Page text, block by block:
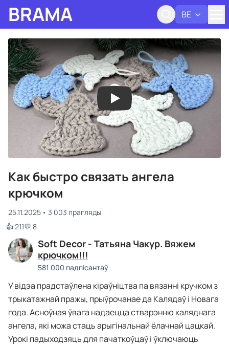
BRAMA BE
Как быстро связать ангела
крючком
25.11.2025
3 003 прагляды
👍 211💬 8
Soft Decor - Татьяна Чакур. Вяжем
крючком!!!
581 000 падпісантаў
У відэа прадстаўлена кіраўніцтва па вязанні кручком з
трыкатажнай пражы, прыўрочанае да Калядаў і Новага
года. Асноўная ўвага надаецца стварэнню каляднага
ангела, які можа стаць арыгінальнай ёлачнай цацкай.
Урокі падыходзяць для пачаткоўцаў і ўключаюць